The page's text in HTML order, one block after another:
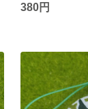
380円